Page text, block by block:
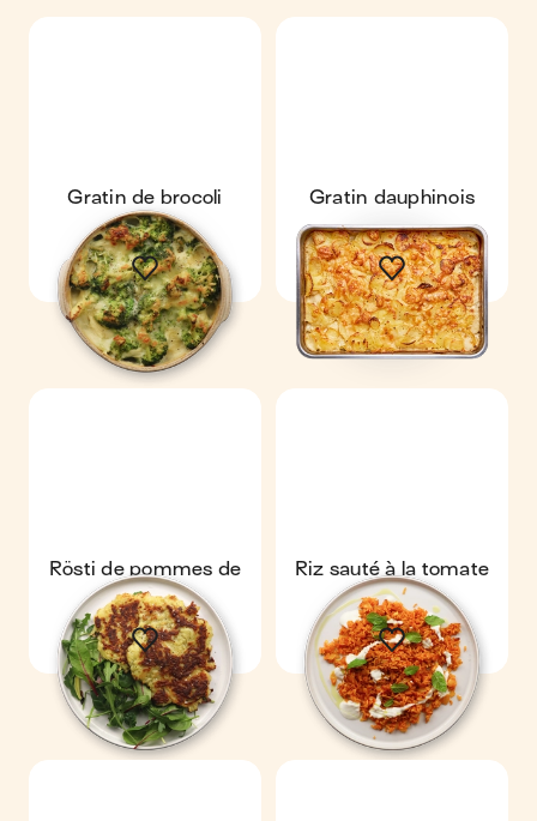
Gratin de brocoli Gratin dauphinois
Rösti de pommes de
terre
Riz sauté à la tomate